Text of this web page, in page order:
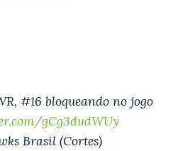
#16 bloqueando no jogo
gCg3dudWUy
Brasil (Cortes)